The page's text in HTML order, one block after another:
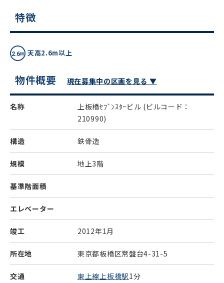
特徴
天高2.6m以上
物件概要 現在募集中の区画を見る ▼
名称 上板橋ｾﾌﾞﾝｽﾀｰビル (ビルコード：
210990)
構造 鉄骨造
規模 地上3階
基準階面積
エレベーター
竣工 2012年1月
所在地 東京都板橋区常盤台4-31-5
交通 東上線上板橋駅1分